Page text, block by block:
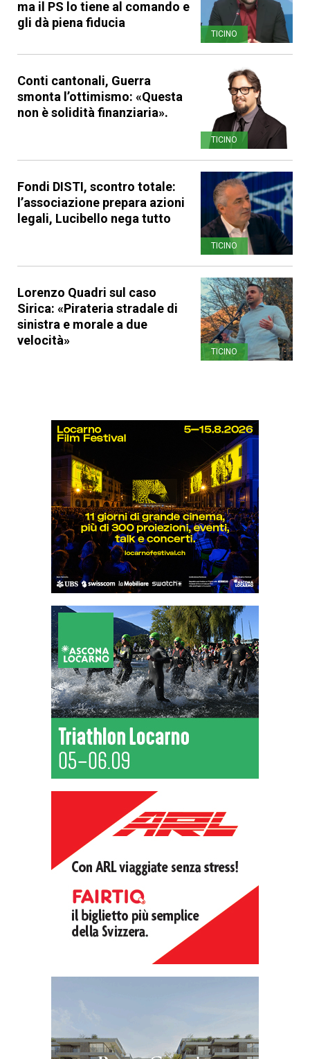
ma il PS lo tiene al comando e
gli dà piena fiducia
TICINO
Conti cantonali, Guerra
smonta l’ottimismo: «Questa
non è solidità finanziaria».
TICINO
Fondi DISTI, scontro totale:
l’associazione prepara azioni
legali, Lucibello nega tutto
TICINO
Lorenzo Quadri sul caso
Sirica: «Pirateria stradale di
sinistra e morale a due
velocità»
TICINO